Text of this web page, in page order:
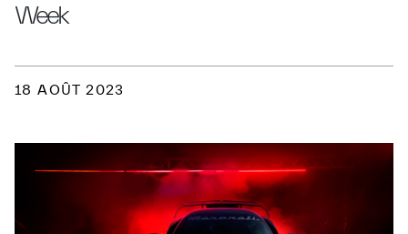
Week
18 AOÛT 2023